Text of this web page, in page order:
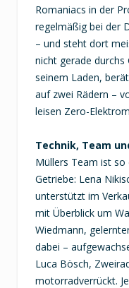
Romaniacs in der
regelmäßig bei der
– und steht dort
nicht gerade
seinem Laden,
auf zwei Rädern –
leisen Zero-
Technik, Team
Müllers Team ist so
Getriebe: Lena
unterstützt im
mit Überblick um
Wiedmann,
dabei –
Luca Bösch,
motorradverrückt.